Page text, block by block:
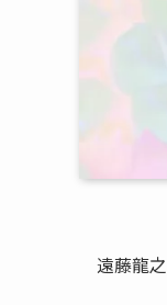
遠藤龍